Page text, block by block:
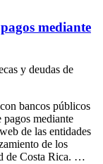
mediante
y deudas de
bancos públicos
mediante
de las entidades
de los
de Costa Rica. …